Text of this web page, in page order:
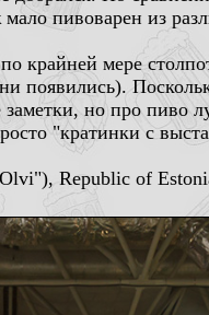
пивоварен из
крайней мере
появились).
но про пиво
"кратинки с
Republic of